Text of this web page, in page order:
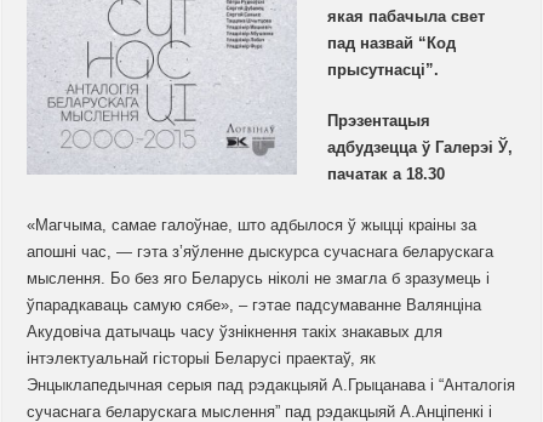
якая пабачыла свет
пад назвай “Код
прысутнасці”.
Прэзентацыя
адбудзецца ў Галерэі Ў,
пачатак а 18.30
«Магчыма, самае галоўнае, што адбылося ў жыцці краіны за
апошні час, — гэта з’яўленне дыскурса сучаснага беларускага
мыслення. Бо без яго Беларусь ніколі не змагла б зразумець і
ўпарадкаваць самую сябе», – гэтае падсумаванне Валянціна
Акудовіча датычаць часу ўзнікнення такіх знакавых для
інтэлектуальнай гісторыі Беларусі праектаў, як
Энцыклапедычная серыя пад рэдакцыяй А.Грыцанава і “Анталогія
сучаснага беларускага мыслення” пад рэдакцыяй А.Анціпенкі і